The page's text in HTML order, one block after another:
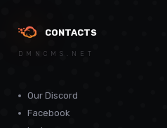
CONTACTS
DMNCMS.NET
Our Discord
Facebook